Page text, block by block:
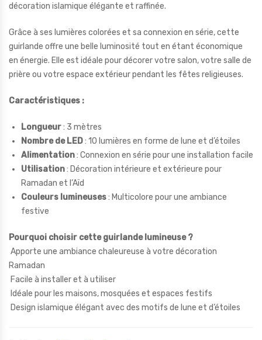
décoration islamique élégante et raffinée.
Grâce à ses lumières colorées et sa connexion en série, cette
guirlande offre une belle luminosité tout en étant économique
en énergie. Elle est idéale pour décorer votre salon, votre salle de
prière ou votre espace extérieur pendant les fêtes religieuses.
Caractéristiques :
Longueur: 3 mètres
Nombre de LED: 10 lumières en forme de lune et d’étoiles
Alimentation: Connexion en série pour une installation facile
Utilisation: Décoration intérieure et extérieure pour
Ramadan et l’Aïd
Couleurs lumineuses: Multicolore pour une ambiance
festive
Pourquoi choisir cette guirlande lumineuse ?
Apporte une ambiance chaleureuse à votre décoration
Ramadan
Facile à installer et à utiliser
Idéale pour les maisons, mosquées et espaces festifs
Design islamique élégant avec des motifs de lune et d’étoiles